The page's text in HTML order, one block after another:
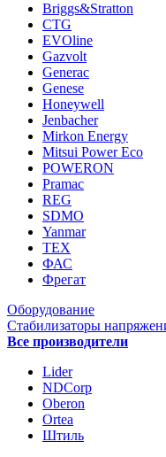
Briggs&Stratton
CTG
EVOline
Gazvolt
Generac
Genese
Honeywell
Jenbacher
Mirkon Energy
Mitsui Power Eco
POWERON
Pramac
REG
SDMO
Yanmar
ТЕХ
ФАС
Фрегат
Оборудование
Стабилизаторы
Все производители
Lider
NDCorp
Oberon
Ortea
Штиль